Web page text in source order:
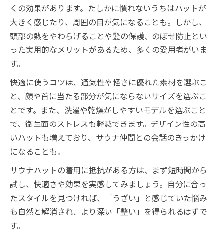
くの効果があります。たしかに慣れないうちはハットが
大きく感じたり、周囲の目が気になることも。しかし、
頭部の熱をやわらげることや髪の保護、のぼせ防止とい
った実用的なメリットがあるため、多くの愛用者がいま
す。
快適に使うコツは、通気性や軽さに優れた素材を選ぶこ
と、顔や首に当たる部分が気にならないサイズを選ぶこ
とです。また、洗濯や乾燥がしやすいモデルを選ぶこと
で、衛生面のストレスも軽減できます。デザイン性の高
いハットも増えており、サウナ仲間との会話のきっかけ
になることも。
サウナハットの着用に抵抗がある方は、まず短時間から
試し、快適さや効果を実感してみましょう。自分に合っ
たスタイルを見つければ、「うざい」と感じていた悩み
も自然と解消され、より深い「整い」を得られるはずで
す。